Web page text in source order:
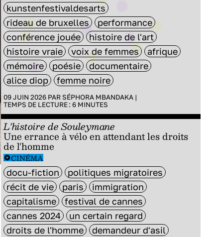
kunstenfestivaldesarts
rideau de bruxelles
performance
conférence jouée
histoire de l'art
histoire vraie
voix de femmes
afrique
mémoire
poésie
documentaire
alice diop
femme noire
09 JUIN 2026 PAR SÉPHORA MBANDAKA|
TEMPS DE LECTURE : 6MINUTES
L'histoire de Souleymane
Une errance à vélo en attendant les droits
de l'homme
CINÉMA
docu-fiction
politiques migratoires
récit de vie
paris
immigration
capitalisme
festival de cannes
cannes 2024
un certain regard
droits de l'homme
demandeur d'asil